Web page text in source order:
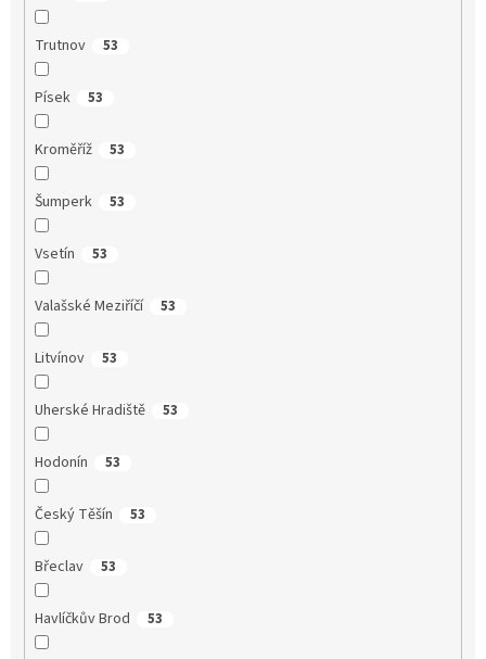
Trutnov 53
Písek 53
Kroměříž 53
Šumperk 53
Vsetín 53
Valašské Meziříčí 53
Litvínov 53
Uherské Hradiště 53
Hodonín 53
Český Těšín 53
Břeclav 53
Havlíčkův Brod 53